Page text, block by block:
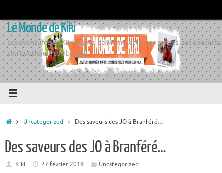
contenu
Le Monde de Kiki
Les aventures de Kiki auprès de Momiflette, ses sorties, ses concerts,
son quotidien, son boulot
AccueilUncategorized Des saveurs des JO à Branféré…
Des saveurs des JO à Branféré…
Kiki 27 février 2018 Uncategorized